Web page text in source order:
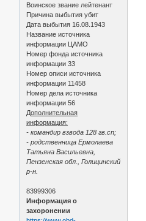
Воинское звание лейтенант
Причина выбытия убит
Дата выбытия 16.08.1943
Название источника
информации ЦАМО
Номер фонда источника
информации 33
Номер описи источника
информации 11458
Номер дела источника
информации 56
Дополнительная
информация:
- командир взвода 128 гв.сп;
- родственница Ермолаева
Татьяна Васильевна,
Пензенская обл., Голицинский
р-н.
83999306
Информация о
захоронении